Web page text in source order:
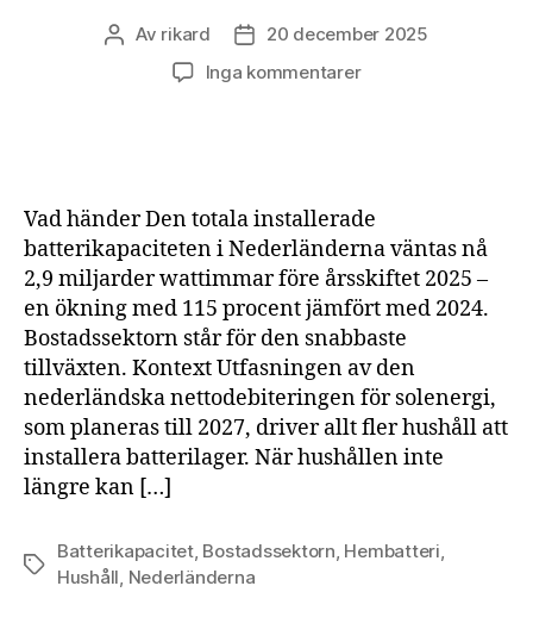
Inläggsförfattare
Av rikard Inläggsdatum
20 december 2025
Inga kommentarertill
på
ett
år
Vad händer Den totala installerade
batterikapaciteten i Nederländerna väntas nå
2,9 miljarder wattimmar före årsskiftet 2025 –
en ökning med 115 procent jämfört med 2024.
Bostadssektorn står för den snabbaste
tillväxten. Kontext Utfasningen av den
nederländska nettodebiteringen för solenergi,
som planeras till 2027, driver allt fler hushåll att
installera batterilager. När hushållen inte
längre kan […]
Etiketter
Batterikapacitet, Bostadssektorn Hembatteri
Hushåll Nederländerna